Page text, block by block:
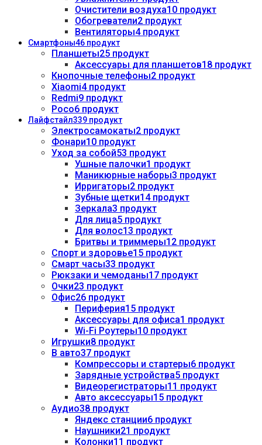
Очистители воздуха10 продукт
Обогреватели2 продукт
Вентиляторы4 продукт
Смартфоны46 продукт
Планшеты25 продукт
Аксессуары для планшетов18 продукт
Кнопочные телефоны2 продукт
Xiaomi4 продукт
Redmi9 продукт
Poco6 продукт
Лайфстайл339 продукт
Электросамокаты2 продукт
Фонари10 продукт
Уход за собой53 продукт
Ушные палочки1 продукт
Маникюрные наборы3 продукт
Ирригаторы2 продукт
Зубные щетки14 продукт
Зеркала3 продукт
Для лица5 продукт
Для волос13 продукт
Бритвы и триммеры12 продукт
Спорт и здоровье15 продукт
Смарт часы33 продукт
Рюкзаки и чемоданы17 продукт
Очки23 продукт
Офис26 продукт
Периферия15 продукт
Аксессуары для офиса1 продукт
Wi-Fi Роутеры10 продукт
Игрушки8 продукт
В авто37 продукт
Компрессоры и стартеры6 продукт
Зарядные устройства5 продукт
Видеорегистраторы11 продукт
Авто аксессуары15 продукт
Аудио38 продукт
Яндекс станции6 продукт
Наушники21 продукт
Колонки11 продукт